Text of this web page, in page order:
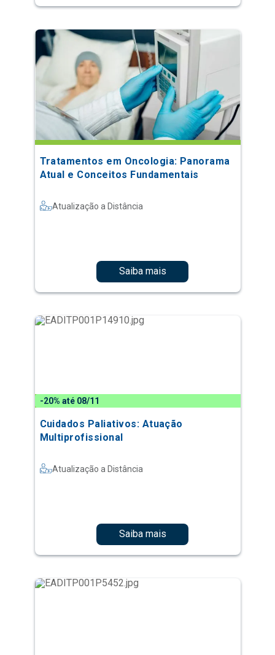
Tratamentos em Oncologia: Panorama
Atual e Conceitos Fundamentais
Atualização a Distância
Saiba mais
-20% até 08/11
Cuidados Paliativos: Atuação
Multiprofissional
Atualização a Distância
Saiba mais